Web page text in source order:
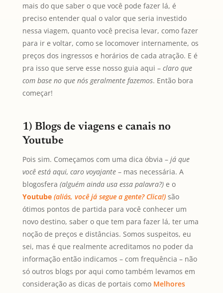
mais do que saber o que você pode fazer lá, é
preciso entender qual o valor que seria investido
nessa viagem, quanto você precisa levar, como fazer
para ir e voltar, como se locomover internamente, os
preços dos ingressos e horários de cada atração. E é
pra isso que serve esse nosso guia aqui – claro que
com base no que nós geralmente fazemos. Então bora
começar!
1) Blogs de viagens e canais no
Youtube
Pois sim. Começamos com uma dica óbvia – já que
você está aqui, caro voyajante– mas necessária. A
blogosfera (alguém ainda usa essa palavra?)e o
Youtube (aliás, você já segue a gente? Clica!)são
ótimos pontos de partida para você conhecer um
novo destino, saber o que tem para fazer lá, ter uma
noção de preços e distâncias. Somos suspeitos, eu
sei, mas é que realmente acreditamos no poder da
informação então indicamos – com frequência – não
só outros blogs por aqui como também levamos em
consideração as dicas de portais como Melhores